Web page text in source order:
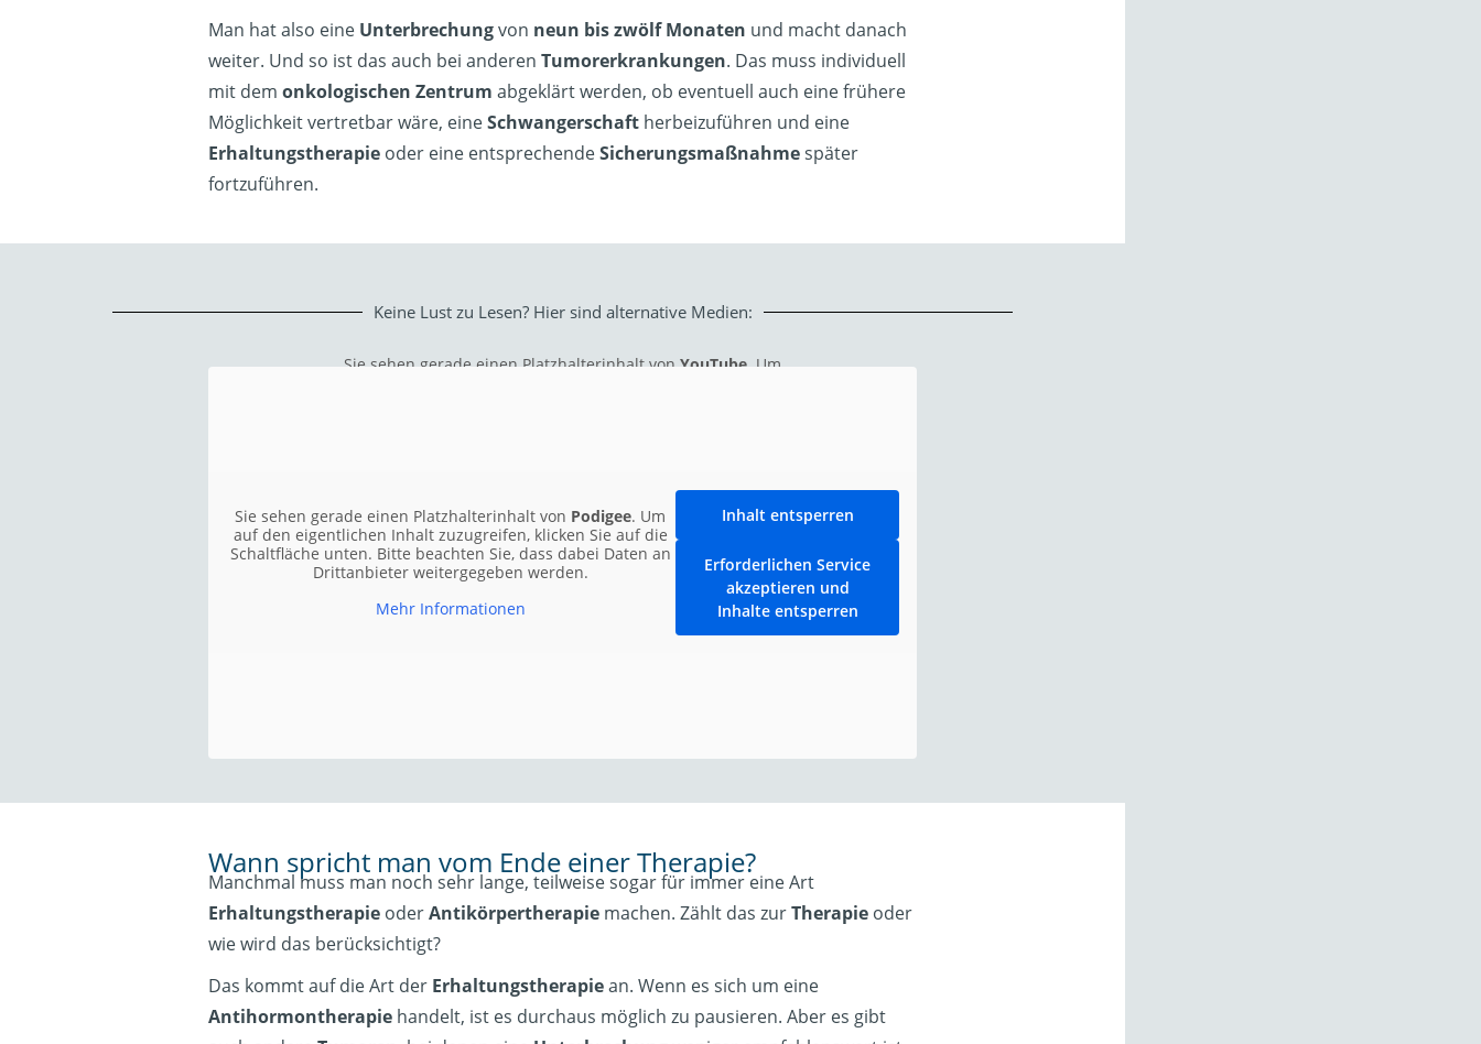
Man hat also eine Unterbrechungvon neun bis zwölf Monaten und macht danach
weiter. Und so ist das auch bei anderen Tumorerkrankungen. Das muss individuell
mit dem onkologischen Zentrum abgeklärt werden, ob eventuell auch eine frühere
Möglichkeit vertretbar wäre, eineSchwangerschaftherbeizuführen und eine
Erhaltungstherapieoder eine entsprechendeSicherungsmaßnahmespäter
fortzuführen.
Keine Lust zu Lesen? Hier sind alternative Medien:
Sie sehen gerade einen Platzhalterinhalt vonYouTube. Um
Erforderlichen Service akzeptieren und Inhalte
entsperren
Sie sehen gerade einen Platzhalterinhalt von Podigee. Um
auf den eigentlichen Inhalt zuzugreifen, klicken Sie auf die
Schaltfläche unten. Bitte beachten Sie, dass dabei Daten an
Drittanbieter weitergegeben werden.
Mehr Informationen
Inhalt entsperren
Erforderlichen Service
akzeptieren und
Inhalte entsperren
Wann spricht man vom Ende einer Therapie?
Manchmal muss man noch sehr lange, teilweise sogar für immer eine Art
ErhaltungstherapieoderAntikörpertherapiemachen. Zählt das zurTherapieoder
wie wird das berücksichtigt?
Das kommt auf die Art der Erhaltungstherapiean. Wenn es sich um eine
Antihormontherapiehandelt, ist es durchaus möglich zu pausieren. Aber es gibt